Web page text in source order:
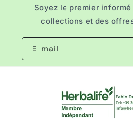
Soyez le premier
collections et des
E-mail